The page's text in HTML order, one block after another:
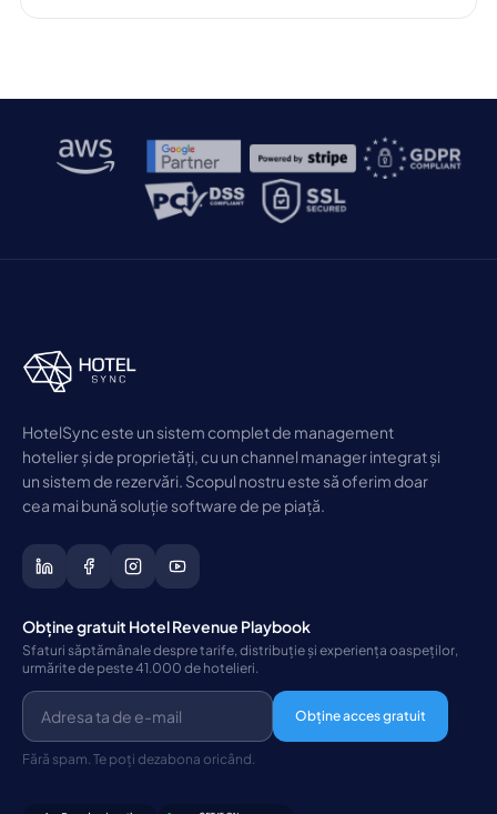
HotelSync este un sistem complet de management
hotelier și de proprietăți, cu un channel manager integrat și
un sistem de rezervări. Scopul nostru este să oferim doar
cea mai bună soluție software de pe piață.
Obține gratuit Hotel Revenue Playbook
Sfaturi săptămânale despre tarife, distribuție și experiența oaspeților,
urmărite de peste 41.000 de hotelieri.
Obține acces gratuit
Fără spam. Te poți dezabona oricând.